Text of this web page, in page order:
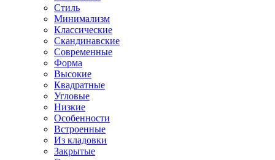
Стиль
Минимализм
Классические
Скандинавские
Современные
Форма
Высокие
Квадратные
Угловые
Низкие
Особенности
Встроенные
Из кладовки
Закрытые